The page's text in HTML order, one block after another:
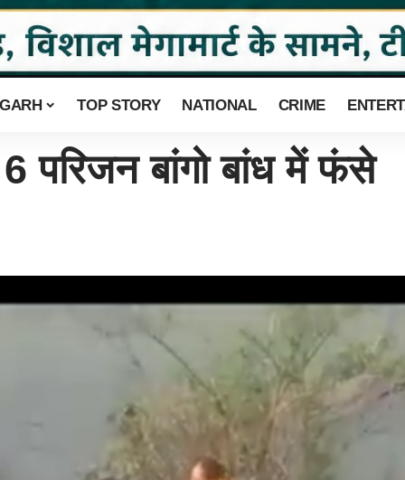
TOP STORY NATIONAL CRIME
परिजन बांगो बांध में फंसे